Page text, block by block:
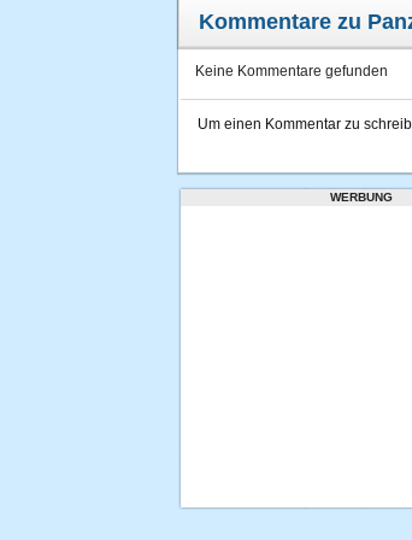
Kommentare zu
Keine Kommentare gefunden
Um einen Kommentar zu
WERBUNG